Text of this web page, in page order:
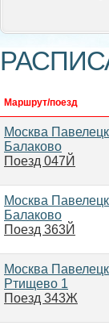
Маршрут/поезд
Москва
Балаково
Поезд 047Й
Москва
Балаково
Поезд 363Й
Москва
Ртищево 1
Поезд 343Ж